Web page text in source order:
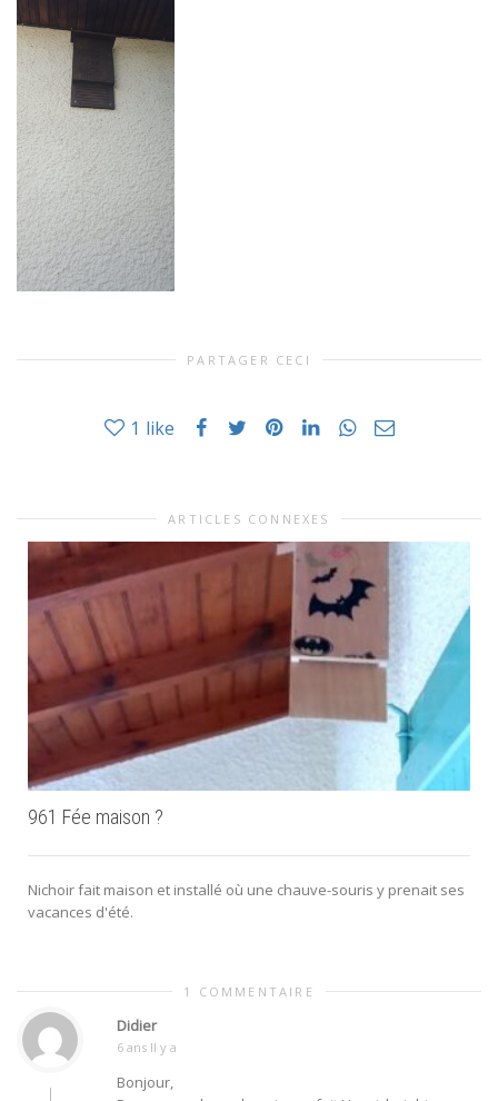
PARTAGER CECI
1 like
ARTICLES CONNEXES
961 Fée maison ?
Nichoir fait maison et installé où une chauve-souris y prenait ses
vacances d'été.
1 COMMENTAIRE
Didier
6 ans Il y a
Bonjour,